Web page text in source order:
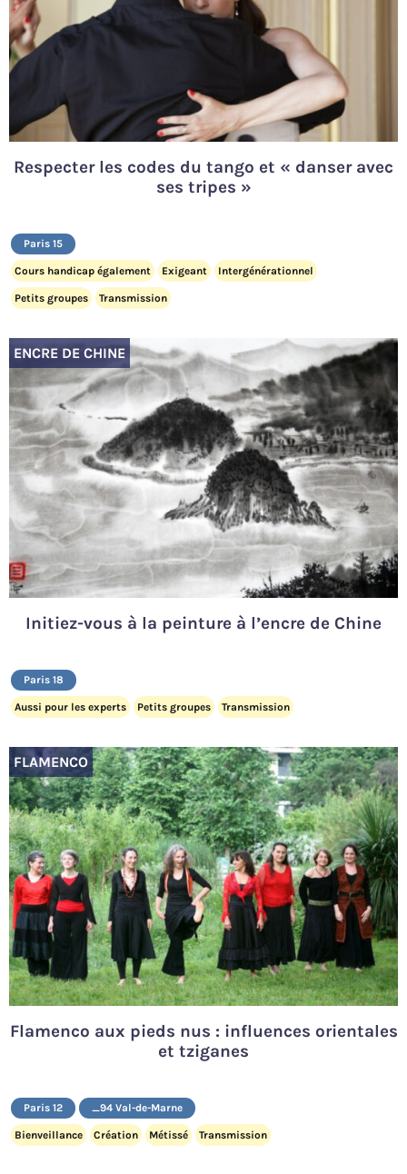
Respecter les codes du tango et « danser avec
ses tripes »
Paris 15
Cours handicap également Exigeant Intergénérationnel
Petits groupes Transmission
ENCRE DE CHINE
Initiez-vous à la peinture à l’encre de Chine
Paris 18
Aussi pour les experts Petits groupes Transmission
FLAMENCO
Flamenco aux pieds nus : influences orientales
et tziganes
Paris 12 _94 Val-de-Marne
Bienveillance Création Métissé Transmission